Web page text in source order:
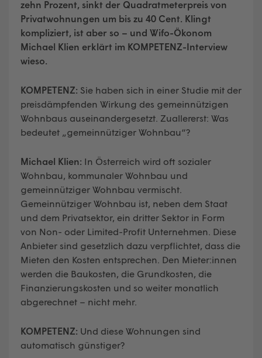
zehn Prozent, sinkt der Quadratmeterpreis von
Privatwohnungen um bis zu 40 Cent. Klingt
kompliziert, ist aber so – und Wifo-Ökonom
Michael Klien erklärt im KOMPETENZ-Interview
wieso.
KOMPETENZ: Sie haben sich in einer Studie mit der
preisdämpfenden Wirkung des gemeinnützigen
Wohnbaus auseinandergesetzt. Zuallererst: Was
bedeutet „gemeinnütziger Wohnbau“?
Michael Klien: In Österreich wird oft sozialer
Wohnbau, kommunaler Wohnbau und
gemeinnütziger Wohnbau vermischt.
Gemeinnütziger Wohnbau ist, neben dem Staat
und dem Privatsektor, ein dritter Sektor in Form
von Non- oder Limited-Profit Unternehmen. Diese
Anbieter sind gesetzlich dazu verpflichtet, dass die
Mieten den Kosten entsprechen. Den Mieter:innen
werden die Baukosten, die Grundkosten, die
Finanzierungskosten und so weiter monatlich
abgerechnet – nicht mehr.
KOMPETENZ: Und diese Wohnungen sind
automatisch günstiger?